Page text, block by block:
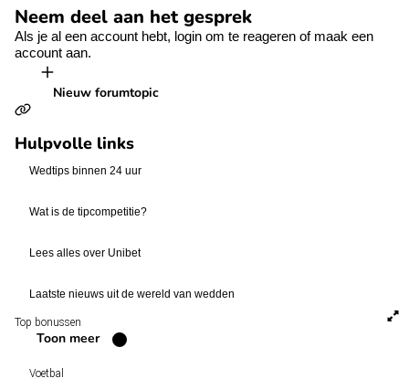
Neem deel aan het gesprek
Als je al een account hebt, login om te reageren of maak een
account aan.
Nieuw forumtopic
Hulpvolle links
Wedtips binnen 24 uur
Wat is de tipcompetitie?
Lees alles over Unibet
Laatste nieuws uit de wereld van wedden
Top bonussen
Toon meer
Voetbal